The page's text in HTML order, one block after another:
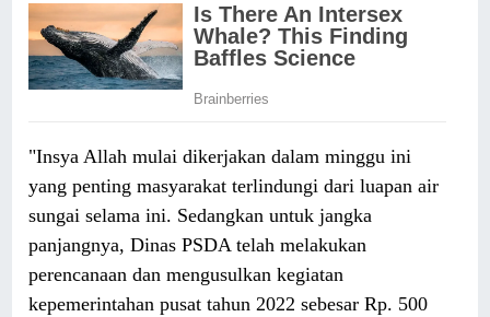
"Insya Allah mulai dikerjakan dalam minggu ini
yang penting masyarakat terlindungi dari luapan air
sungai selama ini. Sedangkan untuk jangka
panjangnya, Dinas PSDA telah melakukan
perencanaan dan mengusulkan kegiatan
kepemerintahan pusat tahun 2022 sebesar Rp. 500